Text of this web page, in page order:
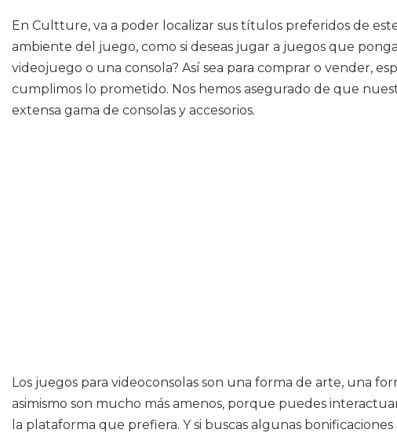
En Cultture, va a poder localizar sus títulos preferidos de
ambiente del juego, como si deseas jugar a juegos que
videojuego o una consola? Así sea para comprar o vender,
cumplimos lo prometido. Nos hemos asegurado de que
extensa gama de consolas y accesorios.
Los juegos para videoconsolas son una forma de arte, una
asimismo son mucho más amenos, porque puedes
la plataforma que prefiera. Y si buscas algunas